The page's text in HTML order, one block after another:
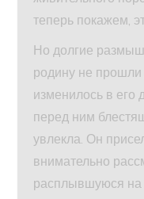
теперь покажем,
Но долгие
родину не
изменилось в
перед ним
увлекла. Он
внимательно
расплывшуюся на